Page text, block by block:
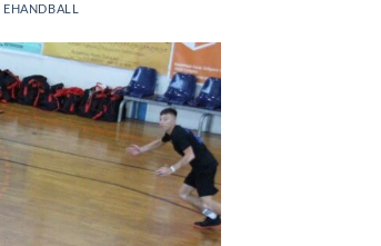
EHANDBALL